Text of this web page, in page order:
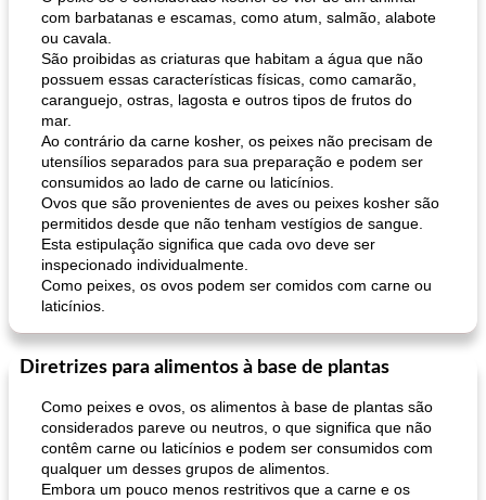
com barbatanas e escamas, como atum, salmão, alabote
ou cavala.
São proibidas as criaturas que habitam a água que não
possuem essas características físicas, como camarão,
caranguejo, ostras, lagosta e outros tipos de frutos do
mar.
Ao contrário da carne kosher, os peixes não precisam de
utensílios separados para sua preparação e podem ser
consumidos ao lado de carne ou laticínios.
Ovos que são provenientes de aves ou peixes kosher são
permitidos desde que não tenham vestígios de sangue.
Esta estipulação significa que cada ovo deve ser
inspecionado individualmente.
Como peixes, os ovos podem ser comidos com carne ou
laticínios.
Diretrizes para alimentos à base de plantas
Como peixes e ovos, os alimentos à base de plantas são
considerados pareve ou neutros, o que significa que não
contêm carne ou laticínios e podem ser consumidos com
qualquer um desses grupos de alimentos.
Embora um pouco menos restritivos que a carne e os